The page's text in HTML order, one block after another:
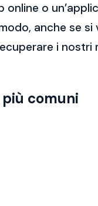
online o
anche se
i
comuni